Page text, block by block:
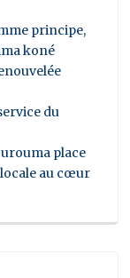
principe,
koné
du
place
au cœur